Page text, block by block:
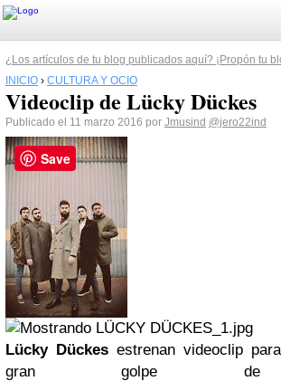
¿Los artículos de tu blog publicados aquí? ¡Propón tu
INICIO › CULTURA Y OCIO
Videoclip de Lücky Dückes
Publicado el 11 marzo 2016 por Jmusind @jero22ind
Lücky Dückes estrenan videoclip para
gran golpe de
Save